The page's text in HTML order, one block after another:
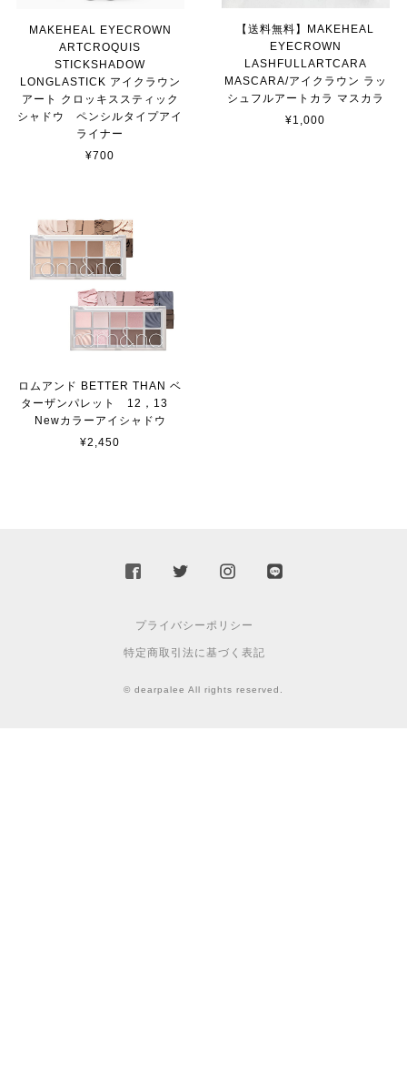
MAKEHEAL EYECROWN
ARTCROQUIS
STICKSHADOW
LONGLASTICK アイクラウン
アート クロッキススティック
シャドウ ペンシルタイプアイ
ライナー
¥700
【送料無料】MAKEHEAL
EYECROWN
LASHFULLARTCARA
MASCARA/アイクラウン ラッ
シュフルアートカラ マスカラ
¥1,000
ロムアンド BETTER THAN ベ
ターザンパレット 12，13
Newカラーアイシャドウ
¥2,450
プライバシーポリシー
特定商取引法に基づく表記
© dearpalee All rights reserved.